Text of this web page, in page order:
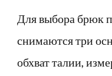
Для выбора брюк
снимаются три
обхват талии,